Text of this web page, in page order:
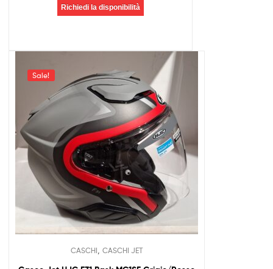
Richiedi la disponibilità
Sale!
CASCHI CASCHI JET